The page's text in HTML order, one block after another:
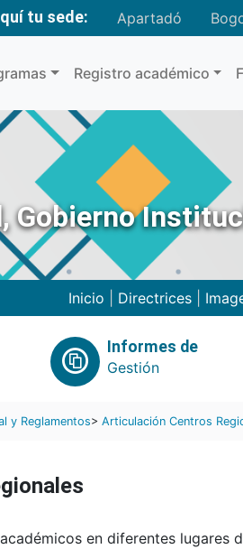
tu sede: Apartadó
Registro académico
Gobierno
Inicio Directrices
Informes de
Gestión
y Reglamentos> Articulación Centros
en diferentes lugares